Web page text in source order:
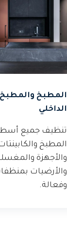
المطبخ والمطبخ
الداخلي
تنظيف جميع
المطبخ
والأجهزة
والأرضيات
وفعالة.